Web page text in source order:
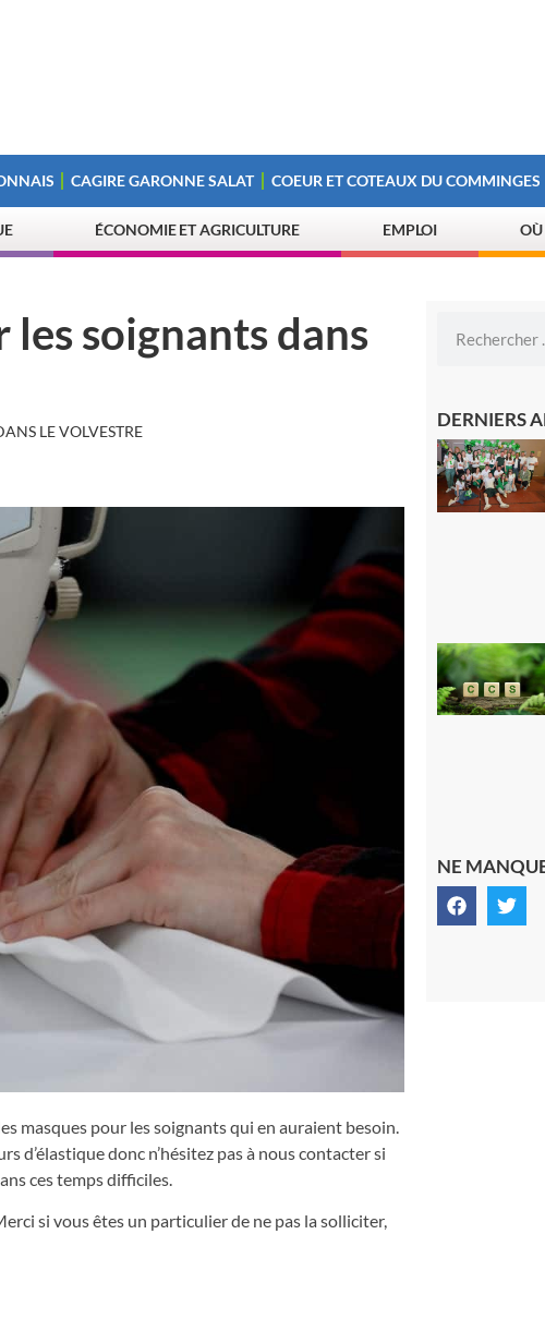
CAGIRE GARONNE SALAT COEUR ET COTEAUX DU COMMINGES
ÉCONOMIE ET AGRICULTURE EMPLOI OÙ
soignants dans
LE VOLVESTRE
masques pour les soignants qui en auraient besoin.
d’élastique donc n’hésitez pas à nous contacter si
ces temps difficiles.
si vous êtes un particulier de ne pas la solliciter,
DERNIERS
NE